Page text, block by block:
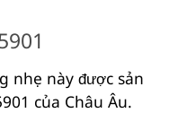
nhẹ này được sản
của Châu Âu.